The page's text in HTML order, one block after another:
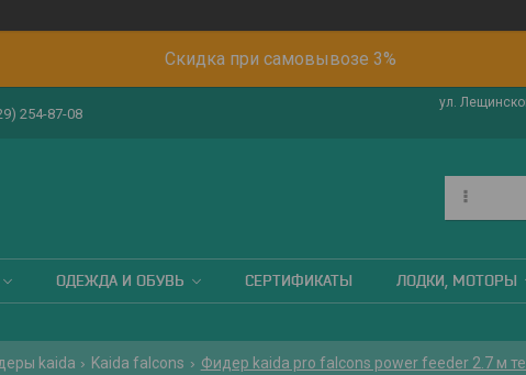
Скидка при самовывозе 3%
254-87-08
ул.
ОДЕЖДА И ОБУВЬ СЕРТИФИКАТЫ ЛОДКИ, МОТОРЫ
kaida Kaida falcons Фидер kaida pro falcons power feeder 2.7 м